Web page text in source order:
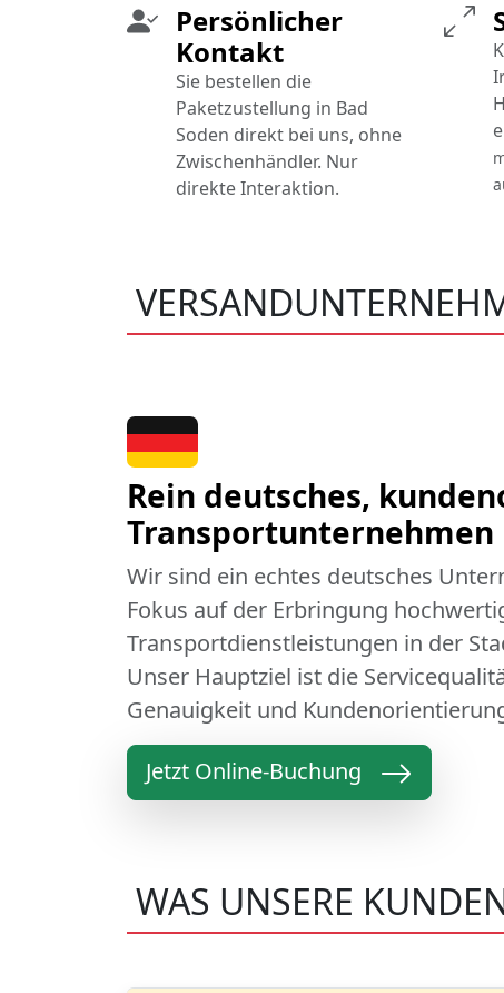
Persönlicher
Kontakt
Sie bestellen die
Paketzustellung in Bad
Soden direkt bei uns, ohne
Zwischenhändler. Nur
direkte Interaktion.
Rein deutsches,
Transportunternehmen
Wir sind ein echtes deutsches
Fokus auf der Erbringung
Transportdienstleistungen in der
Unser Hauptziel ist die
Genauigkeit und
Jetzt Online-Buchung
WAS UNSERE